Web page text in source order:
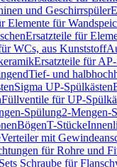
und Geschirrspüler
Elemente für
Ersatzteile für
WCs, aus Kunststoff
Ersatzteile für
Tief- und
Sigma UP-Spülkästen
Füllventile für UP-
Spülung2-Mengen-
BögenT-Stücke
Verteiler mit
für Rohre und
Sets Schraube für